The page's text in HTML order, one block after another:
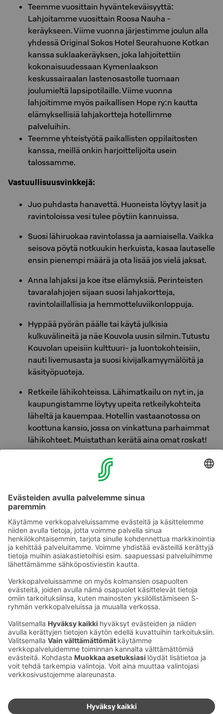
Teemme vuosittain hyväntekeväisyyttä:
Lahjoitamme vuosittain Roosa Nauha -
keräykseen. Viime vuonna järjestimme joulun alla
yhdessä Original Sokos Hotel Seurahuone Kotkan
kanssa suklaakeräyksen, joka lahjoitettiin
kokonaisuudessaan Kymenlaakson
keskussairaalan lastenosastolle tuomaan
joulumieltä lapsipotilaille. Viime vuonna
lahjoitimme myös paikallisen Hope ry:n kautta
elämyksellisiä lahjakortteja hotellimme
palveluihin.
Teemme yhteistyötä paikallisten oppilaitosten
kanssa, meillä onkin harjoittelijoita usein
talossamme.
Vastuullisuusvinkkejä:
Juo puhdasta hanavettä. Huoneista löytyy lasit ja
ravintoloissa vesi tulee pöytiin kannuissa.
Suosi lähiruokaa ravintolassa ja aamiaisella. Vaikka
seisova pöytä notkuukin herkuista, kasaa lautaselle
ensin pienempi määrä ja ota lisää jos vielä jaksat.
Anna lahjaksi ja koe itse elämyksiä. Perinteisten
tavaralahjojen sijaan suosi lahjakortteja,
ravintolaillallisia ja hemmotteluviikonloppuja.
Hyppää pyörän päälle tai käytä julkisia
kulkuvälineitä ja näe Kouvola uusin silmin. Tutustu
Kouvolan upeisiin kulttuuri- ja luontokohteisiin,
nauti livemusasta ja suosi kivijalkamyymälöitä ja
käsityöpuoteja.
Retkeile lähikohteissa. Lähimatkailu on nyt in, ja
kaupungistamme löytyy upeita retkeilykohteita
läheltä ja kauempaa. Hotellin vastaanotossa on
koottuna kansio, jossa on vinkattuna parhaimmat
lähikohteet. Muistathan kerätä aina omat roskat!
Valitsemalla Green Key -merkityn hotellin olet
mukana edistämässä vastuullista ja kestävämpää
matkailua. Kiitos että välität!
Kurkkaa lisää vinkkejä siitä, kuinka juuri sinä voit
Paremmat valinnat ovat aina paikallaan.
Ota yhteyttä
Hotellien yhteystiedot
Asiakaspalvelun yhteystiedot›
Palaute
Anna palautetta
Sokos Hotels uutiskirje
Tilaa uutiskirje
Saat Sokos Hotellien uusimmat
edut ja uutiset sähköpostiisi
kuukausittain.
Palkinnot ja sertifikaatit
Sokos Hotels somessa
Sokos Hotels
Facebookissa
Sokos Hotels
Sokos
Hotels
Sokos
Hotels